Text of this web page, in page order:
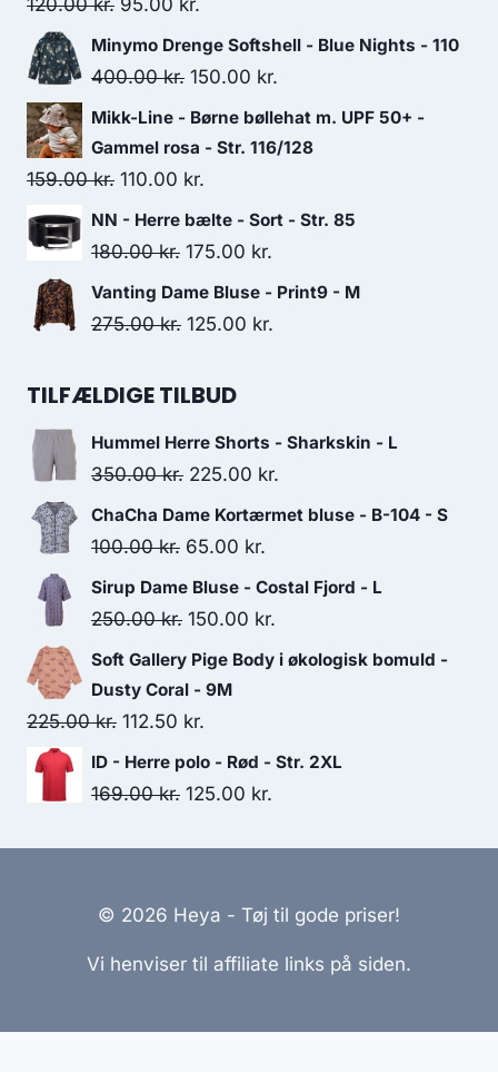
120.00kr.
price
was:
95.00 kr.
price
is:
Minymo Drenge Softshell - Blue Nights - 110
400.00kr. Original
price
was:
400.00 kr..
150.00 kr.
price
is:
Mikk-Line - Børne bøllehat m. UPF 50+ -
Gammel rosa - Str. 116/128
159.00kr. Original
price
was:
110.00 kr.
price
is:
NN - Herre bælte - Sort - Str. 85
180.00kr. Original
price
was:
175.00 kr.
price
Vanting Dame Bluse - Print9 - M
275.00kr. Original
was:
125.00 kr.
TILFÆLDIGE TILBUD
Hummel Herre Shorts - Sharkskin - L
350.00kr. Original
price
was:
225.00 kr.
price
ChaCha Dame Kortærmet bluse - B-104 - S
100.00kr. Original
price
was:
65.00 kr.
price
is:
Sirup Dame Bluse - Costal Fjord - L
250.00kr. Original
price
was:
250.00 kr..
150.00 kr.
price
Soft Gallery Pige Body i økologisk bomuld -
Dusty Coral - 9M
225.00kr. Original
price
was:
112.50 kr.
price
is:
ID - Herre polo - Rød - Str. 2XL
169.00kr. Original
125.00 kr.
© 2026 Heya - Tøj til gode priser!
Vi henviser til affiliate links på siden.